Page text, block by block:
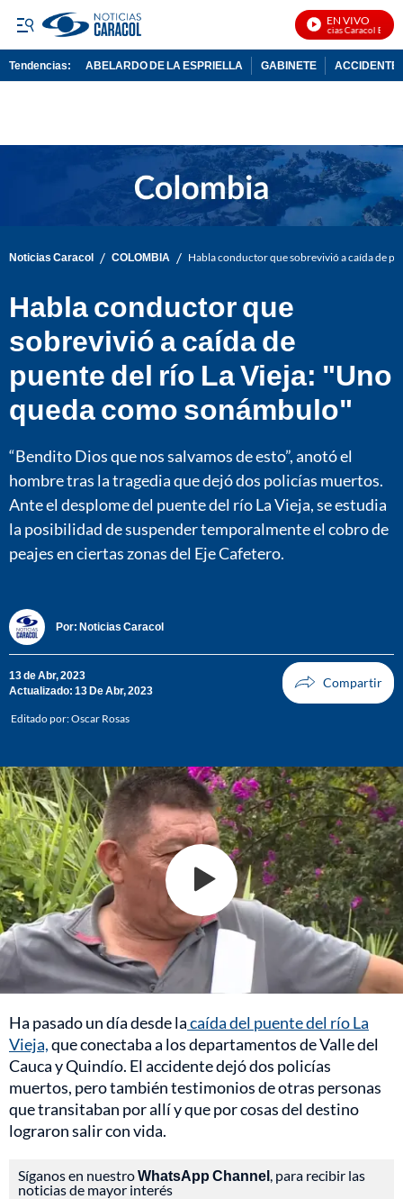
EN VIVO
Noticias Caracol En Vivo
Tendencias: ABELARDO DE LA ESPRIELLA GABINETE ACCIDENTE
Noticias Caracol / COLOMBIA / Habla conductor que sobrevivió a caída de
Habla conductor que
sobrevivió a caída de
puente del río La Vieja: "Uno
queda como sonámbulo"
“Bendito Dios que nos salvamos de esto”, anotó el
hombre tras la tragedia que dejó dos policías muertos.
Ante el desplome del puente del río La Vieja, se estudia
la posibilidad de suspender temporalmente el cobro de
peajes en ciertas zonas del Eje Cafetero.
Por: Noticias Caracol
13 de Abr, 2023
Actualizado: 13 De Abr, 2023
Editado por:Oscar Rosas
Ha pasado un día desde lacaída del puente del río La
Vieja,que conectaba a los departamentos de Valle del
Cauca y Quindío. El accidente dejó dos policías
muertos, pero también testimonios de otras personas
que transitaban por allí y que por cosas del destino
lograron salir con vida.
Síganos en nuestroWhatsApp Channel , para recibir las
noticias de mayor interés